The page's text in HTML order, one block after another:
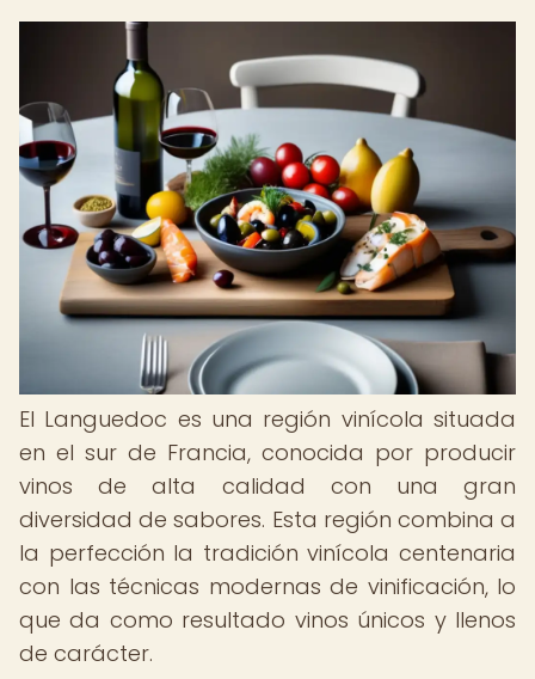
El Languedoc es una región vinícola situada
en el sur de Francia, conocida por producir
vinos de alta calidad con una gran
diversidad de sabores. Esta región combina a
la perfección la tradición vinícola centenaria
con las técnicas modernas de vinificación, lo
que da como resultado vinos únicos y llenos
de carácter.